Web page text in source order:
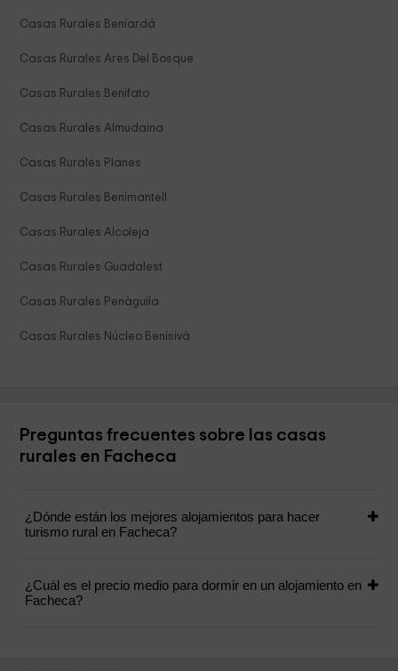
Casas Rurales Beniardá
Casas Rurales Ares Del Bosque
Casas Rurales Benifato
Casas Rurales Almudaina
Casas Rurales Planes
Casas Rurales Benimantell
Casas Rurales Alcoleja
Casas Rurales Guadalest
Casas Rurales Penàguila
Casas Rurales Núcleo Benisivá
Preguntas frecuentes sobre las casas
rurales en Facheca
¿Dónde están los mejores alojamientos para hacer
turismo rural en Facheca?
¿Cuál es el precio medio para dormir en un alojamiento en
Facheca?